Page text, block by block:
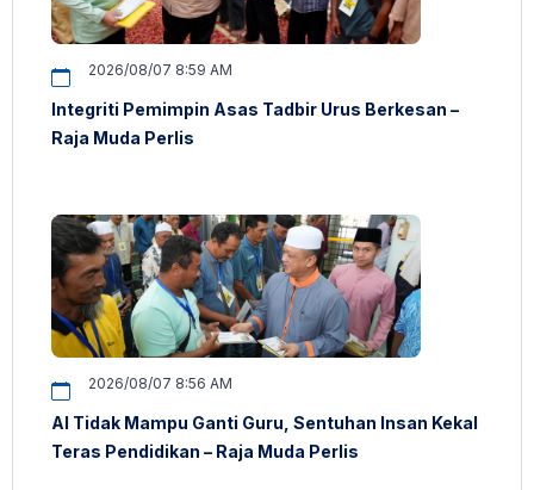
2026/08/07 8:59 AM
Integriti Pemimpin Asas Tadbir Urus Berkesan –
Raja Muda Perlis
2026/08/07 8:56 AM
AI Tidak Mampu Ganti Guru, Sentuhan Insan Kekal
Teras Pendidikan – Raja Muda Perlis